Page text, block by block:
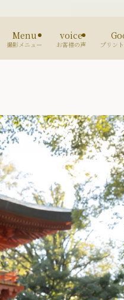
Menu
撮影メニュー
voice
お客様の声 プリン